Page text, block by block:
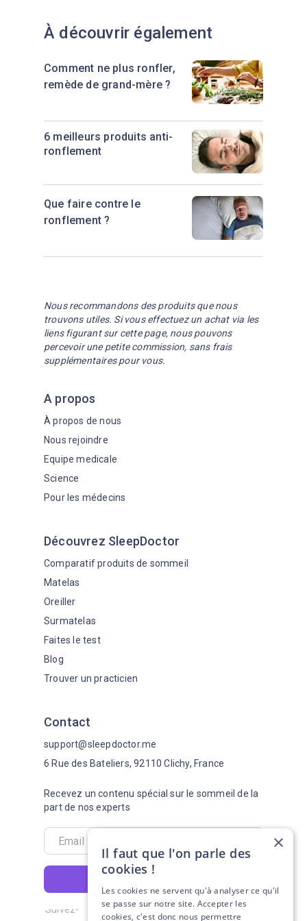
À découvrir également
6 meilleurs produits anti-
ronflement
Que faire contre le
ronflement ?
Comment ne plus ronfler,
remède de grand-mère ?
A propos
Découvrez SleepDoctor
Contact
Nous recommandons des produits que nous
trouvons utiles. Si vous effectuez un achat via les
liens figurant sur cette page, nous pouvons
percevoir une petite commission, sans frais
supplémentaires pour vous.
Nous rejoindre
Equipe medicale
Science
Matelas
Comparatif produits de sommeil
Oreiller
Surmatelas
Blog
Trouver un practicien
Faites le test
Pour les médecins
Recevez un contenu spécial sur le sommeil de la
part de nos experts
support@sleepdoctor.me
6 Rue des Bateliers, 92110 Clichy, France
Suivez-
À propos de nous
×
Il faut que l'on parle des
cookies !
Les cookies ne servent qu'à analyser ce qu'il
se passe sur notre site. Accepter les
cookies, c'est donc nous permettre